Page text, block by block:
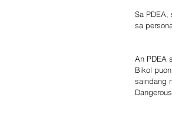
Sa
sa
An PDEA
Bikol
saindang